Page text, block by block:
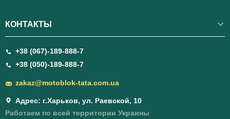
КОНТАКТЫ
+38 (067)-189-888-7
+38 (050)-189-888-7
zakaz@motoblok-tata.com.ua
Адрес: г.Харьков, ул. Раевской, 10
Работаем по всей территории Украины